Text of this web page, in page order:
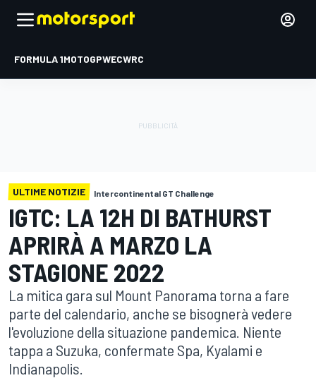
FORMULA 1MOTOGPWECWRC
ULTIME NOTIZIE Intercontinental GT Challenge
IGTC: LA 12H DI BATHURST
APRIRÀ A MARZO LA
STAGIONE 2022
La mitica gara sul Mount Panorama torna a fare
parte del calendario, anche se bisognerà vedere
l'evoluzione della situazione pandemica. Niente
tappa a Suzuka, confermate Spa, Kyalami e
Indianapolis.